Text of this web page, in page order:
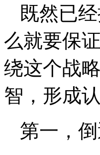
既然已
么就要保
绕这个战
智，形成
第一，